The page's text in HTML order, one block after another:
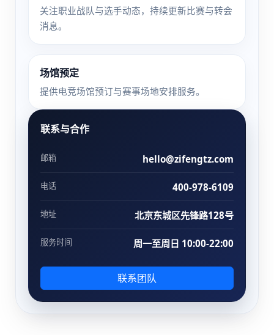
关注职业战队与选手动态，持续更新比赛与转会
消息。
场馆预定
提供电竞场馆预订与赛事场地安排服务。
联系与合作
邮箱 hello@zifengtz.com
电话 400-978-6109
地址 北京东城区先锋路128号
服务时间 周一至周日 10:00-22:00
联系团队